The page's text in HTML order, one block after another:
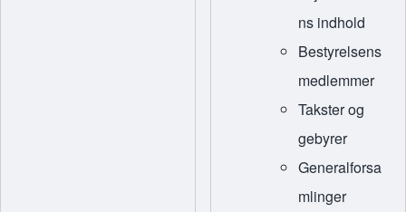
ns indhold
Bestyrelsens
medlemmer
Takster og
gebyrer
Generalforsa
mlinger